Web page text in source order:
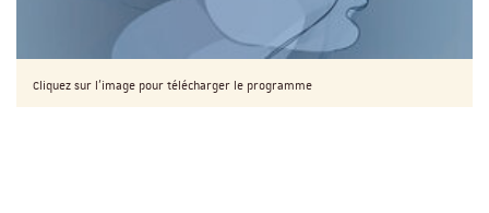
Cliquez sur l'image pour télécharger le programme